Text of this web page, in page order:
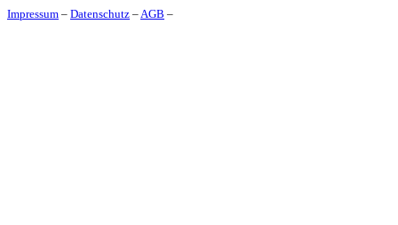
Impressum – Datenschutz –AGB –